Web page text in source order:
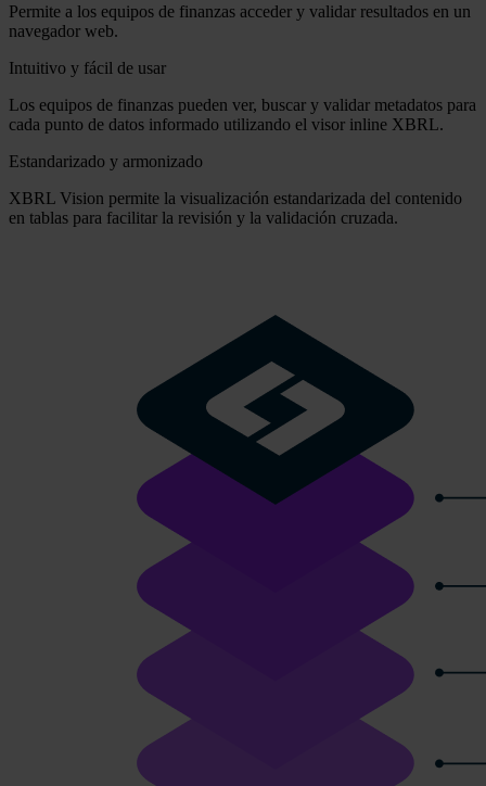
Permite a los equipos de finanzas acceder y validar resultados en un
navegador web.
Intuitivo y fácil de usar
Los equipos de finanzas pueden ver, buscar y validar metadatos para
cada punto de datos informado utilizando el visor inline XBRL.
Estandarizado y armonizado
XBRL Vision permite la visualización estandarizada del contenido
en tablas para facilitar la revisión y la validación cruzada.